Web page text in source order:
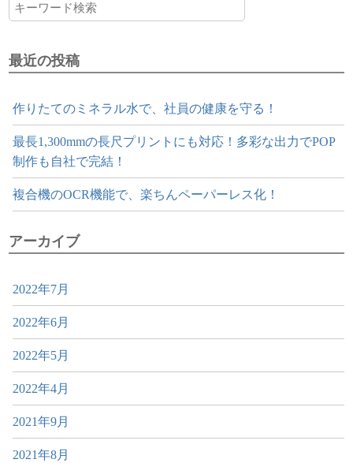
最近の投稿
作りたてのミネラル水で、社員の健康を守る！
最長1,300mmの長尺プリントにも対応！多彩な出力でPOP
制作も自社で完結！
複合機のOCR機能で、楽ちんペーパーレス化！
アーカイブ
2022年7月
2022年6月
2022年5月
2022年4月
2021年9月
2021年8月